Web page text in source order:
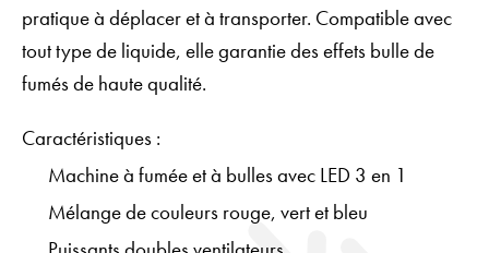
pratique à déplacer et à transporter. Compatible avec
tout type de liquide, elle garantie des effets bulle de
fumés de haute qualité.
Caractéristiques :
Machine à fumée et à bulles avec LED 3 en 1
Mélange de couleurs rouge, vert et bleu